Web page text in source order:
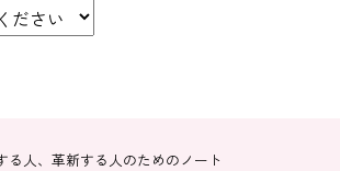
る人、革新する人のためのノート